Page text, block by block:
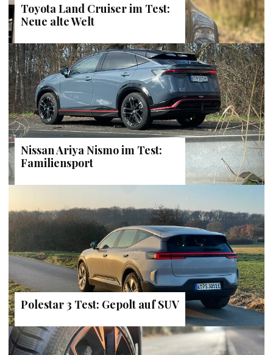
Toyota Land Cruiser im Test:
Neue alte Welt
Nissan Ariya Nismo im Test:
Familiensport
Polestar 3 Test: Gepolt auf SUV